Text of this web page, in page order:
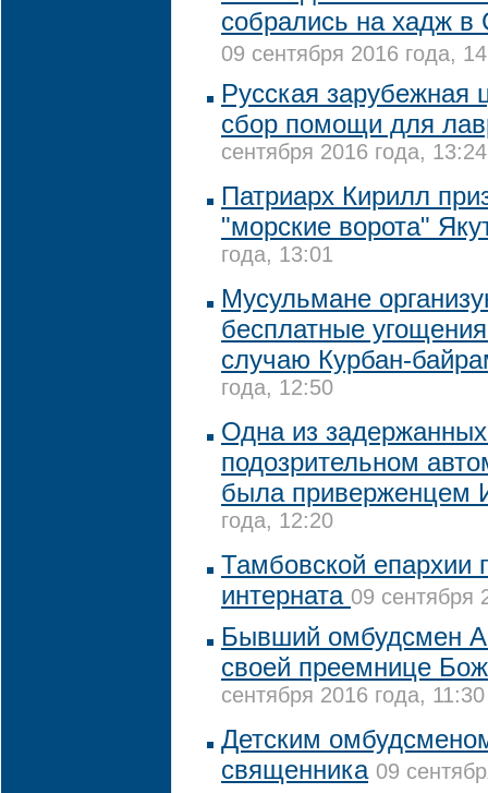
собрались на хадж в
09 сентября 2016 года,
Русская зарубежная
сбор помощи для
сентября 2016 года, 13:24
Патриарх Кирилл
"морские ворота"
года, 13:01
Мусульмане
бесплатные
случаю Курбан-
года, 12:50
Одна из
подозрительном
была приверженцем
года, 12:20
Тамбовской епархии
интерната 09 сентября
Бывший омбудсмен
своей преемнице
сентября 2016 года, 11:30
Детским
священника 09